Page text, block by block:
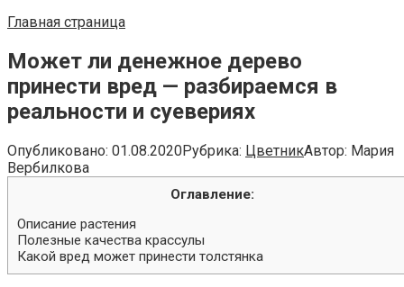
Главная страница
Может ли денежное дерево
принести вред — разбираемся в
реальности и суевериях
Опубликовано: 01.08.2020Рубрика: ЦветникАвтор: Мария
Вербилкова
Оглавление:
Описание растения
Полезные качества крассулы
Какой вред может принести толстянка